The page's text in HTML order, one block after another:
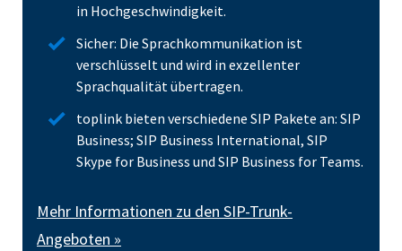
in Hochgeschwindigkeit.
Sicher: Die Sprachkommunikation ist
verschlüsselt und wird in exzellenter
Sprachqualität übertragen.
toplink bieten verschiedene SIP Pakete an: SIP
Business; SIP Business International, SIP
Skype for Business und SIP Business for Teams.
Mehr Informationen zu den SIP-Trunk-
Angeboten »